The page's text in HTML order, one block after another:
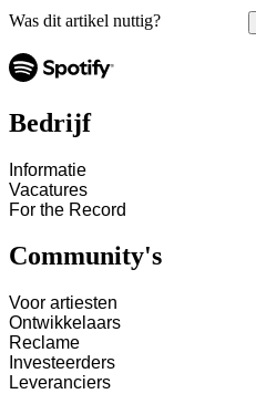
Was dit artikel nuttig?
Bedrijf
Informatie
Vacatures
For the Record
Community's
Voor artiesten
Ontwikkelaars
Reclame
Investeerders
Leveranciers